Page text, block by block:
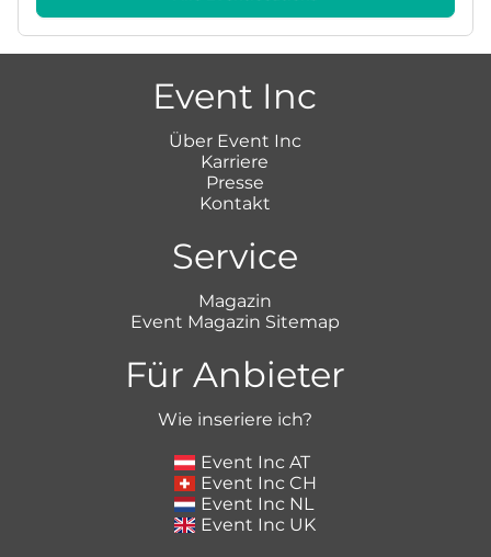
Event Inc
Über Event Inc
Karriere
Presse
Kontakt
Service
Magazin
Event Magazin Sitemap
Für Anbieter
Wie inseriere ich?
Event Inc AT
Event Inc CH
Event Inc NL
Event Inc UK